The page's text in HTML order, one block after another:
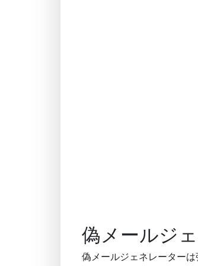
偽メールジ
偽メールジェネレーター